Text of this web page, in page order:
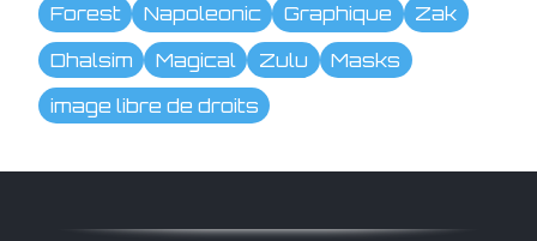
Forest
Napoleonic Graphique
Zak
Dhalsim
Magical Zulu
Masks
image libre de droits